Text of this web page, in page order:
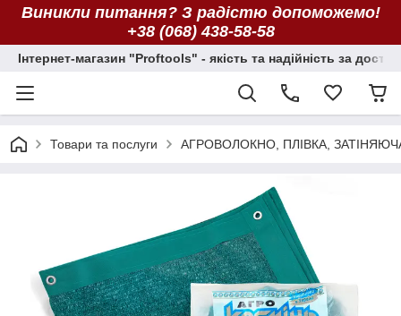
Виникли питання? З радістю допоможемо!
+38 (068) 438-58-58
Інтернет-магазин "Proftools" - якість та надійність за
Товари та послуги АГРОВОЛОКНО, ПЛІВКА,